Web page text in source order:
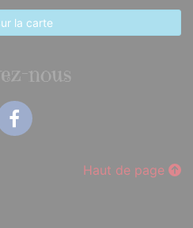
la carte
nous
Haut de page